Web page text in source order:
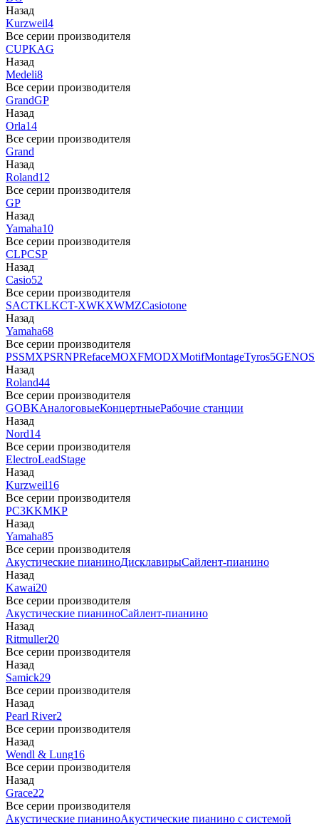
Назад
Kurzweil4
Все серии производителя
CUPKAG
Назад
Medeli8
Все серии производителя
GrandGP
Назад
Orla14
Все серии производителя
Grand
Назад
Roland12
Все серии производителя
GP
Назад
Yamaha10
Все серии производителя
CLPCSP
Назад
Casio52
Все серии производителя
SACTKLKCT-XWKXWMZCasiotone
Назад
Yamaha68
Все серии производителя
PSSMXPSRNPRefaceMOXFMODXMotifMontageTyros5GENOS
Назад
Roland44
Все серии производителя
GOBKАналоговыеКонцертныеРабочие станции
Назад
Nord14
Все серии производителя
ElectroLeadStage
Назад
Kurzweil16
Все серии производителя
PC3KKMKP
Назад
Yamaha85
Все серии производителя
Акустические пианиноДисклавирыСайлент-пианино
Назад
Kawai20
Все серии производителя
Акустические пианиноСайлент-пианино
Назад
Ritmuller20
Все серии производителя
Назад
Samick29
Все серии производителя
Назад
Pearl River2
Все серии производителя
Назад
Wendl & Lung16
Все серии производителя
Назад
Grace22
Все серии производителя
Акустические пианиноАкустические пианино с системой